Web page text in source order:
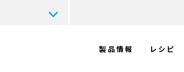
製品情報 レシピ